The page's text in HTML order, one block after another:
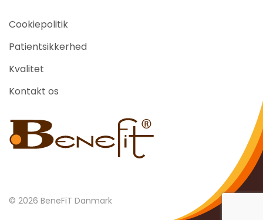
Cookiepolitik
Patientsikkerhed
Kvalitet
Kontakt os
© 2026 BeneFiT Danmark